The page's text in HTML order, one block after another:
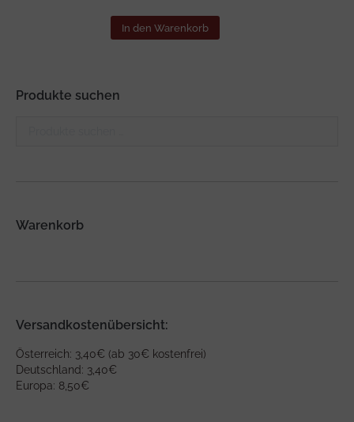
In den Warenkorb
Produkte suchen
Warenkorb
Versandkostenübersicht:
Österreich: 3,40€ (ab 30€ kostenfrei)
Deutschland: 3,40€
Europa: 8,50€